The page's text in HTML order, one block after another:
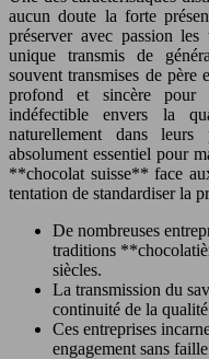
aucun doute la forte
préserver avec passion
unique transmis de
souvent transmises de
profond et sincère pour
indéfectible envers la
naturellement dans
absolument essentiel pour
**chocolat suisse** face
tentation de standardiser la
De nombreuses
traditions
siècles.
La transmission du
continuité de la
Ces entreprises
engagement sans